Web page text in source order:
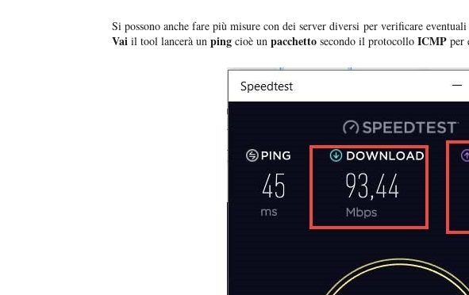
Si possono anche fare più misure con dei server diversi per verificare
Vai il tool lancerà un ping cioè un pacchetto secondo il protocollo ICMP per